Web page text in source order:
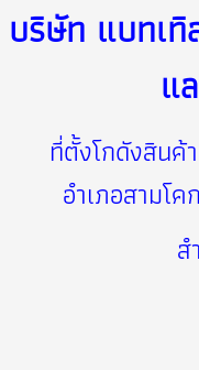
บริษัท แบทเ
แ
ที่ตั้งโกดังสินค้
อำเภอสามโ